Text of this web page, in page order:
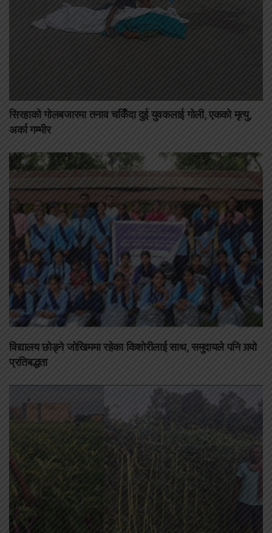
सिरहाको गोलबजारमा तनाव चर्किँदा दुई युवकलाई गोली, एकको मृत्यु,
अर्का गम्भीर
विद्यालय छोड्ने जोखिममा रहेका किशोरीलाई साथ, समुदायले पनि गर्‍यो
प्रतिबद्धता